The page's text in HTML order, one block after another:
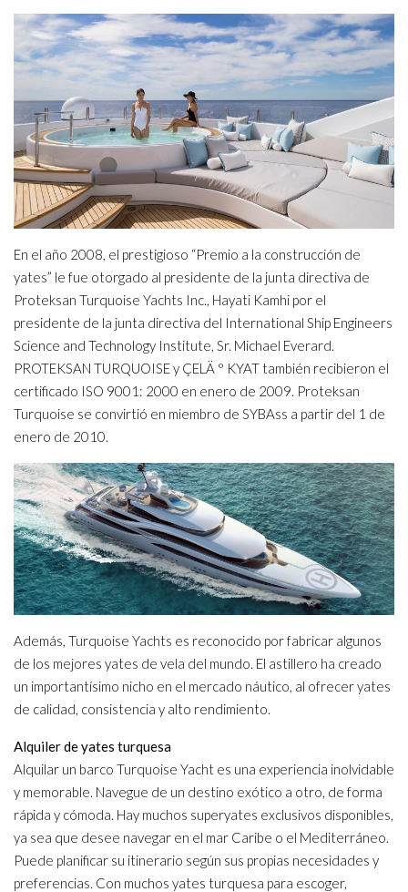
En el año 2008, el prestigioso “Premio a la construcción de
yates” le fue otorgado al presidente de la junta directiva de
Proteksan Turquoise Yachts Inc., Hayati Kamhi por el
presidente de la junta directiva del International Ship Engineers
Science and Technology Institute, Sr. Michael Everard.
PROTEKSAN TURQUOISE y ÇELÄ ° KYAT también recibieron el
certificado ISO 9001: 2000 en enero de 2009. Proteksan
Turquoise se convirtió en miembro de SYBAss a partir del 1 de
enero de 2010.
Además, Turquoise Yachts es reconocido por fabricar algunos
de los mejores yates de vela del mundo. El astillero ha creado
un importantísimo nicho en el mercado náutico, al ofrecer yates
de calidad, consistencia y alto rendimiento.
Alquiler de yates turquesa
Alquilar un barco Turquoise Yacht es una experiencia inolvidable
y memorable. Navegue de un destino exótico a otro, de forma
rápida y cómoda. Hay muchos superyates exclusivos disponibles,
ya sea que desee navegar en el mar Caribe o el Mediterráneo.
Puede planificar su itinerario según sus propias necesidades y
preferencias. Con muchos yates turquesa para escoger,